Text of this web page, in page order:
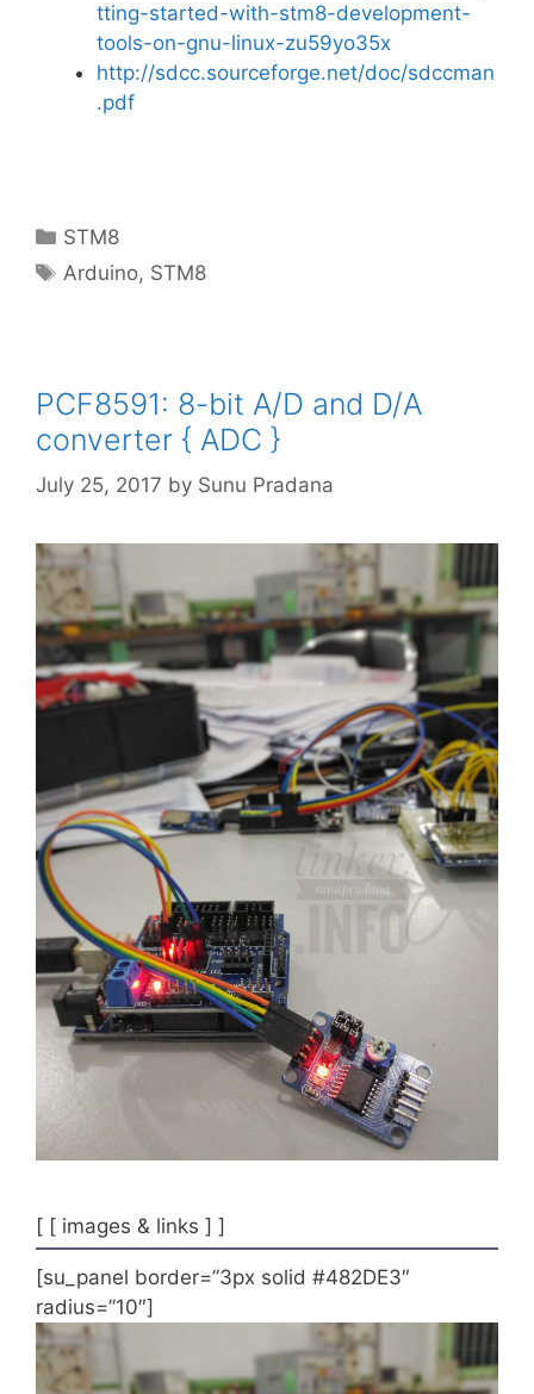
tting-started-with-stm8-development-
tools-on-gnu-linux-zu59yo35x
http://sdcc.sourceforge.net/doc/sdccman
.pdf
Categories
STM8
Tags
Arduino, STM8
PCF8591: 8-bit A/D and D/A
converter { ADC }
July 25, 2017 by Sunu Pradana
[ [ images & links ] ]
[su_panel border=”3px solid #482DE3″
radius=”10″]